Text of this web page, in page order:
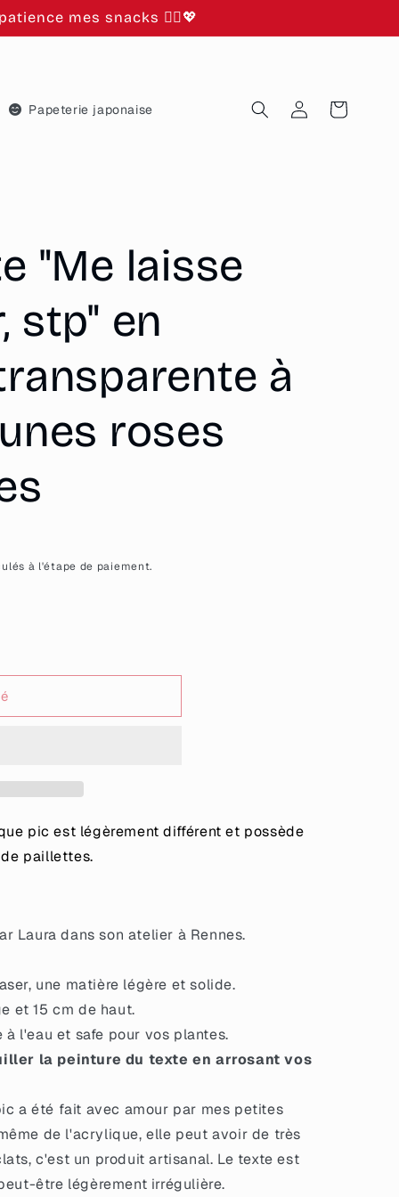
mes snacks 🙂‍↕️💖
Papeterie japonaise ConnexionPanier
"Me laisse
stp" en
à
roses
à l'étape de paiement.
pic est légèrement différent et possède
paillettes.
Laura dans son atelier à Rennes.
une matière légère et solide.
et 15 cm de haut.
l'eau et safe pour vos plantes.
la peinture du texte en arrosant vos
a été fait avec amour par mes petites
de l'acrylique, elle peut avoir de très
c'est un produit artisanal. Le texte est
être légèrement irrégulière.